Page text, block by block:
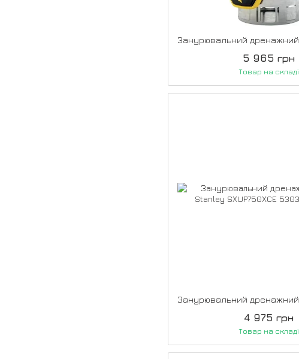
5 965 грн
Товар на складі
4 975 грн
Товар на складі